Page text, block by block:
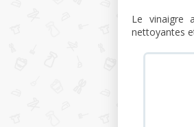
Le vinaigre
nettoyantes